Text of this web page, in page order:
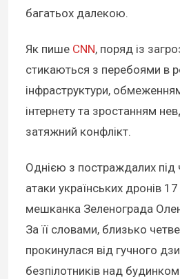
багатьох далекою.
Як пише CNN, поряд із
стикаються з перебоями в
інфраструктури,
інтернету та зростанням
затяжний конфлікт.
Однією з постраждалих
атаки українських дронів
мешканка Зеленограда
За її словами, близько
прокинулася від гучного
безпілотників над